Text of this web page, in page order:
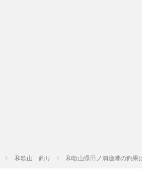
和歌山 釣り 和歌山県田ノ浦漁港の釣果